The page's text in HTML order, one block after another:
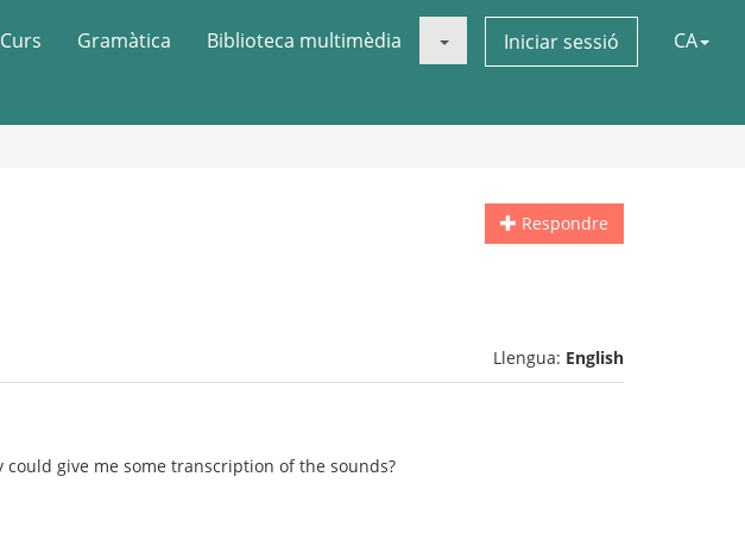
Curs Gramàtica Biblioteca multimèdia Iniciar sessió CA
Respondre
Llengua: English
give me some transcription of the sounds?